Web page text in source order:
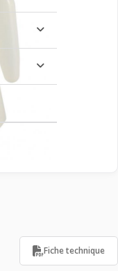
Fiche technique